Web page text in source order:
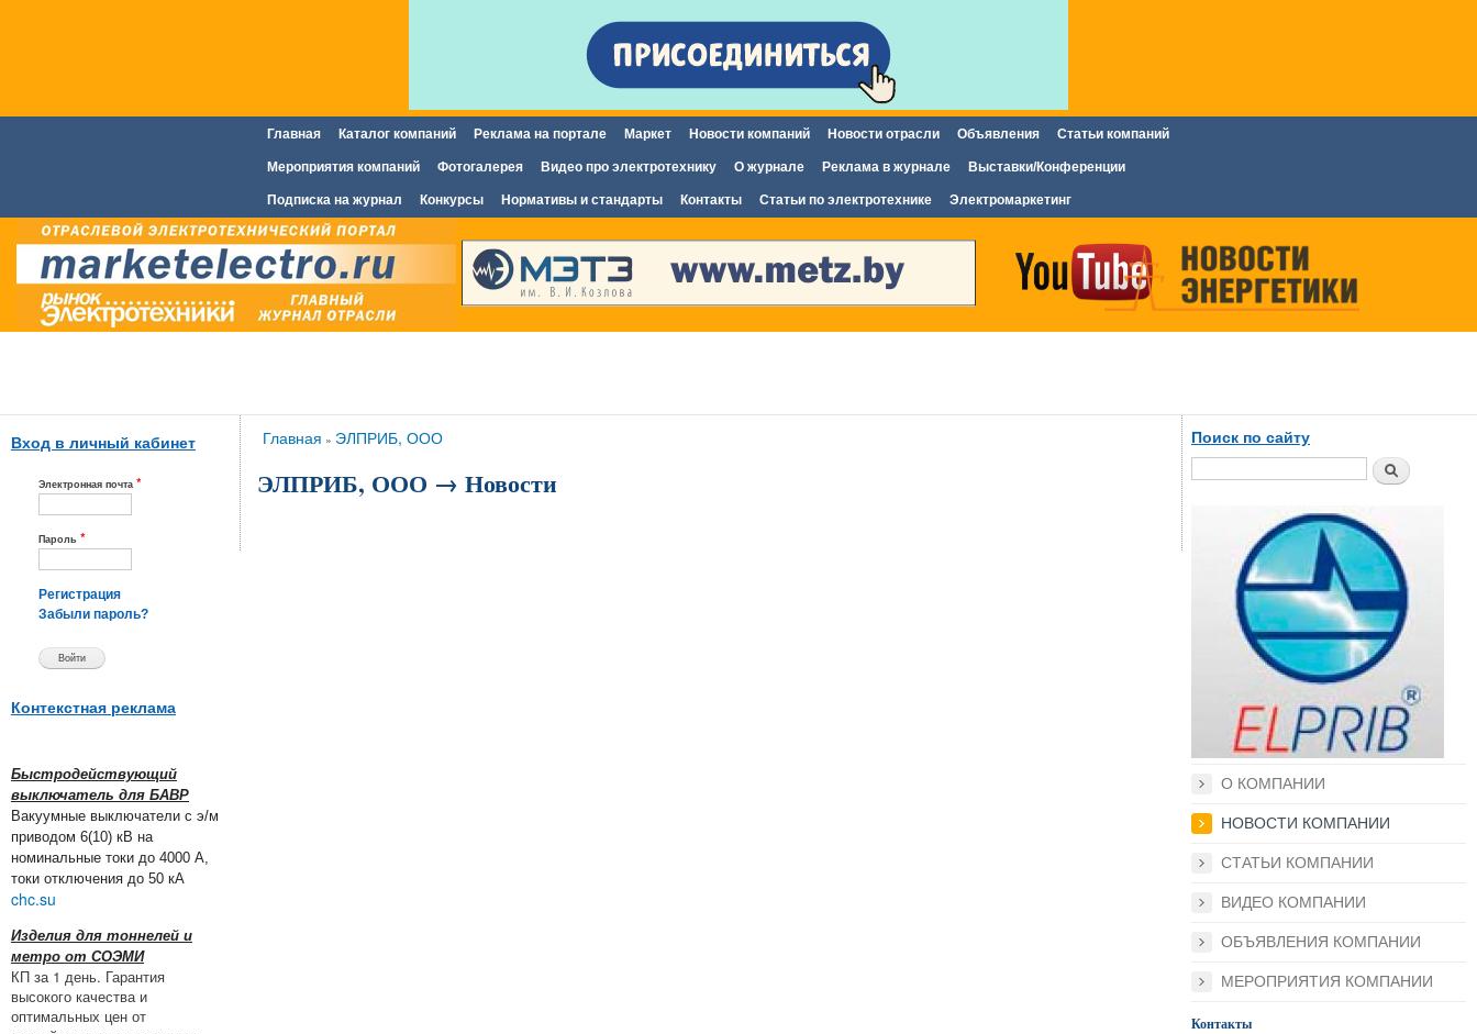
содержанию
Главное меню
Главная Каталог компаний Реклама на портале Маркет Новости компаний Новости отрасли Объявления Статьи компаний
Мероприятия компаний Фотогалерея Видео про электротехнику О журнале Реклама в журнале Выставки/Конференции
Подписка на журнал Конкурсы Нормативы и стандарты Контакты Статьи по электротехнике Электромаркетинг
Вход в личный кабинет
Электронная почта *
Пароль *
Регистрация
Забыли пароль?
Контекстная реклама
Быстродействующий
выключатель для БАВР
Вакуумные выключатели с э/м
приводом 6(10) кВ на
номинальные токи до 4000 А,
токи отключения до 50 кА
chc.su
Изделия для тоннелей и
метро от СОЭМИ
КП за 1 день. Гарантия
высокого качества и
оптимальных цен от
Вы здесь
Главная » ЭЛПРИБ, ООО
ЭЛПРИБ, ООО → Новости
Поиск по сайту
Поиск
О КОМПАНИИ
НОВОСТИ КОМПАНИИ
СТАТЬИ КОМПАНИИ
ВИДЕО КОМПАНИИ
ОБЪЯВЛЕНИЯ КОМПАНИИ
МЕРОПРИЯТИЯ КОМПАНИИ
Контакты